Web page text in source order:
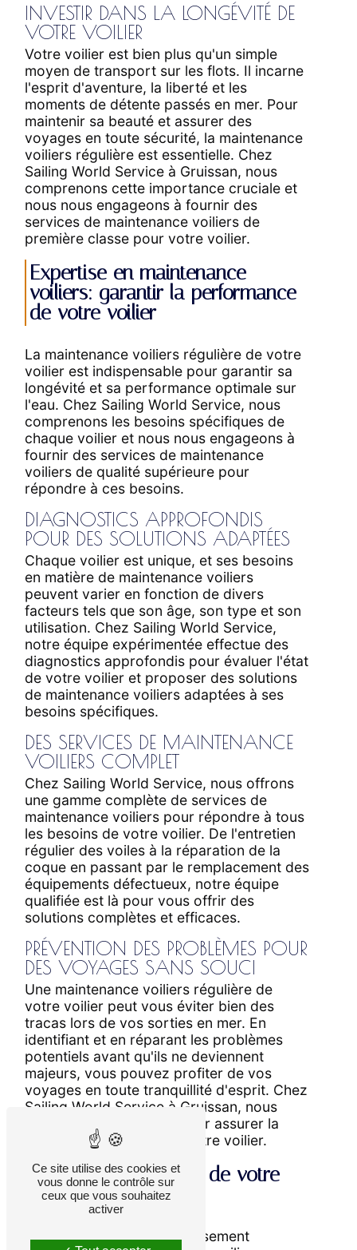
INVESTIR DANS LA LONGÉVITÉ DE
VOTRE VOILIER
Votre voilier est bien plus qu'un simple
moyen de transport sur les flots. Il incarne
l'esprit d'aventure, la liberté et les
moments de détente passés en mer. Pour
maintenir sa beauté et assurer des
voyages en toute sécurité, la maintenance
voiliers régulière est essentielle. Chez
Sailing World Service à Gruissan, nous
comprenons cette importance cruciale et
nous nous engageons à fournir des
services de maintenance voiliers de
première classe pour votre voilier.
Expertise en maintenance
voiliers: garantir la performance
de votre voilier
La maintenance voiliers régulière de votre
voilier est indispensable pour garantir sa
longévité et sa performance optimale sur
l'eau. Chez Sailing World Service, nous
comprenons les besoins spécifiques de
chaque voilier et nous nous engageons à
fournir des services de maintenance
voiliers de qualité supérieure pour
répondre à ces besoins.
DIAGNOSTICS APPROFONDIS
POUR DES SOLUTIONS ADAPTÉES
Chaque voilier est unique, et ses besoins
en matière de maintenance voiliers
peuvent varier en fonction de divers
facteurs tels que son âge, son type et son
utilisation. Chez Sailing World Service,
notre équipe expérimentée effectue des
diagnostics approfondis pour évaluer l'état
de votre voilier et proposer des solutions
de maintenance voiliers adaptées à ses
besoins spécifiques.
DES SERVICES DE MAINTENANCE
VOILIERS COMPLET
Chez Sailing World Service, nous offrons
une gamme complète de services de
maintenance voiliers pour répondre à tous
les besoins de votre voilier. De l'entretien
régulier des voiles à la réparation de la
coque en passant par le remplacement des
équipements défectueux, notre équipe
qualifiée est là pour vous offrir des
solutions complètes et efficaces.
PRÉVENTION DES PROBLÈMES POUR
DES VOYAGES SANS SOUCI
Une maintenance voiliers régulière de
votre voilier peut vous éviter bien des
tracas lors de vos sorties en mer. En
identifiant et en réparant les problèmes
potentiels avant qu'ils ne deviennent
majeurs, vous pouvez profiter de vos
voyages en toute tranquillité d'esprit. Chez
Sailing World Service à Gruissan, nous
mettons tout en œuvre pour assurer la
fiabilité et la sécurité de votre voilier.
Investir dans l'avenir de votre
voilier
Votre voilier est un investissement
Ce site utilise des cookies et
vous donne le contrôle sur
ceux que vous souhaitez
activer